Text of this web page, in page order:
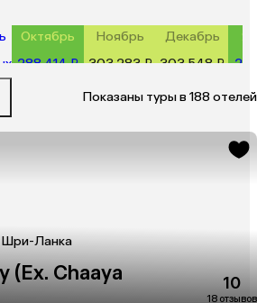
Октябрь
288 414 ₽
Ноябрь
303 283 ₽
Декабрь
303 548 ₽
Показаны туры в 188 отелей
Шри-Ланка
(Ex. Chaaya
10
18 отзывов